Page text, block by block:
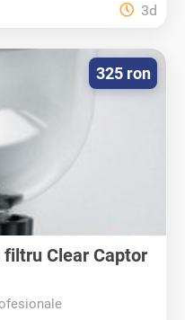
3d
Clear Captor
325 ron